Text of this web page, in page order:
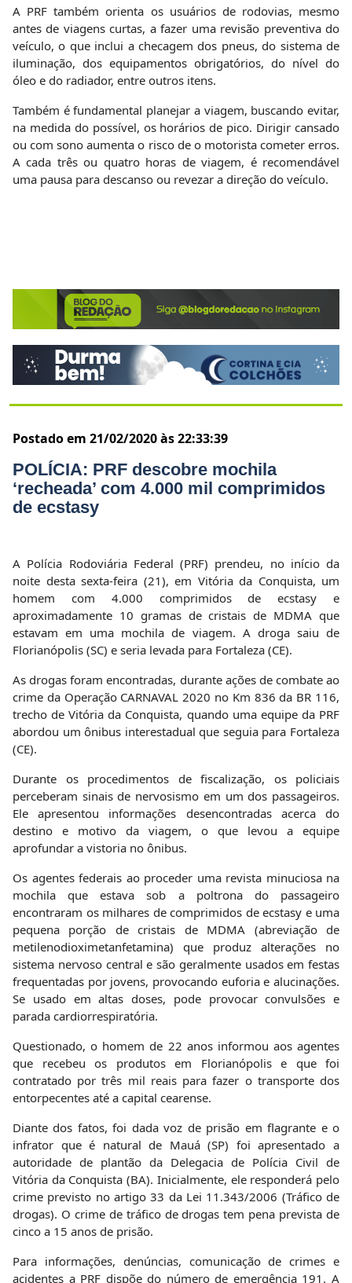
A Polícia Rodoviária Federal (PRF) prendeu, no início da
homem com 4.000 comprimidos de ecstasy e
aproximadamente 10 gramas de cristais de MDMA que
Florianópolis (SC) e seria levada para Fortaleza (CE).
As drogas foram encontradas, durante ações de combate ao
trecho de Vitória da Conquista, quando uma equipe da PRF
abordou um ônibus interestadual que seguia para Fortaleza
(CE).
Ele apresentou informações desencontradas acerca do
destino e motivo da viagem, o que levou a equipe
aprofundar a vistoria no ônibus.
Os agentes federais ao proceder uma revista minuciosa na
mochila que estava sob a poltrona do passageiro
pequena porção de cristais de MDMA (abreviação de
metilenodioximetanfetamina) que produz alterações no
sistema nervoso central e são geralmente usados em festas
frequentadas por jovens, provocando euforia e alucinações.
Se usado em altas doses, pode provocar convulsões e
parada cardiorrespiratória.
Questionado, o homem de 22 anos informou aos agentes
que recebeu os produtos em Florianópolis e que foi
contratado por três mil reais para fazer o transporte dos
entorpecentes até a capital cearense.
Diante dos fatos, foi dada voz de prisão em flagrante e o
infrator que é natural de Mauá (SP) foi apresentado a
autoridade de plantão da Delegacia de Polícia Civil de
Vitória da Conquista (BA). Inicialmente, ele responderá pelo
crime previsto no artigo 33 da Lei 11.343/2006 (Tráfico de
drogas). O crime de tráfico de drogas tem pena prevista de
cinco a 15 anos de prisão.
Para informações, denúncias, comunicação de crimes e
ligação é gratuita e atende 24 horas em qualquer parte do
País.